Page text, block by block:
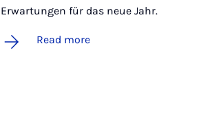
Erwartungen für das neue Jahr.
Read more